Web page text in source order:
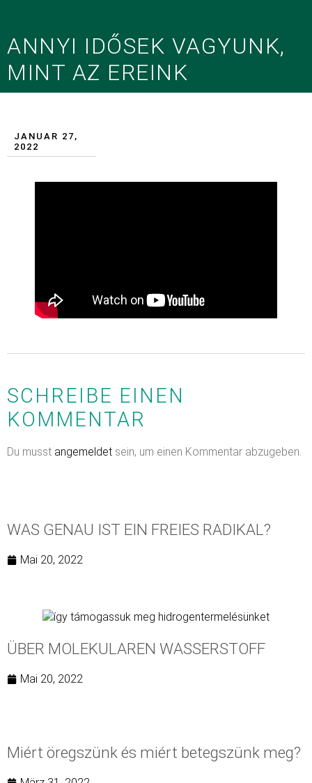
ANNYI IDŐSEK VAGYUNK,
MINT AZ EREINK
JANUAR 27,
2022
SCHREIBE EINEN
KOMMENTAR
Du musst angemeldet sein, um einen Kommentar abzugeben.
WAS GENAU IST EIN FREIES RADIKAL?
Mai 20, 2022
ÜBER MOLEKULAREN WASSERSTOFF
Mai 20, 2022
Miért öregszünk és miért betegszünk meg?